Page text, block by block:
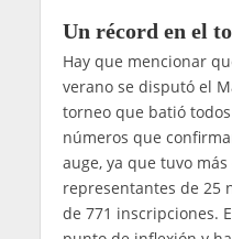
Un récord en el
Hay que mencionar
verano se disputó el
torneo que batió
números que
auge, ya que tuvo
representantes de 25
de 771 inscripciones.